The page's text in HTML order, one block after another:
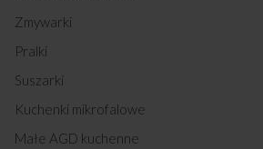
Zmywarki
Pralki
Suszarki
Kuchenki mikrofalowe
Małe AGD kuchenne